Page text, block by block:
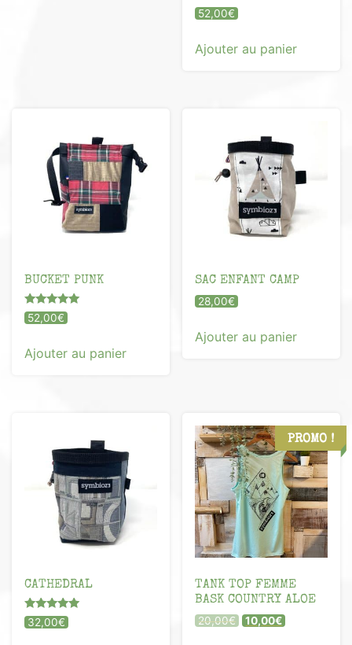
52,00€
Ajouter au panier
BUCKET PUNK
Note
5.00
52,00€
Ajouter au panier
SAC ENFANT CAMP
28,00€
Ajouter au panier
CATHEDRAL
Note
5.00
32,00€
PROMO !
TANK TOP FEMME
BASK COUNTRY ALOE
20,00€ Le
10,00€ Le